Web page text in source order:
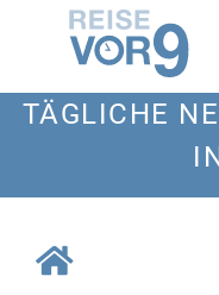
TÄGLICHE